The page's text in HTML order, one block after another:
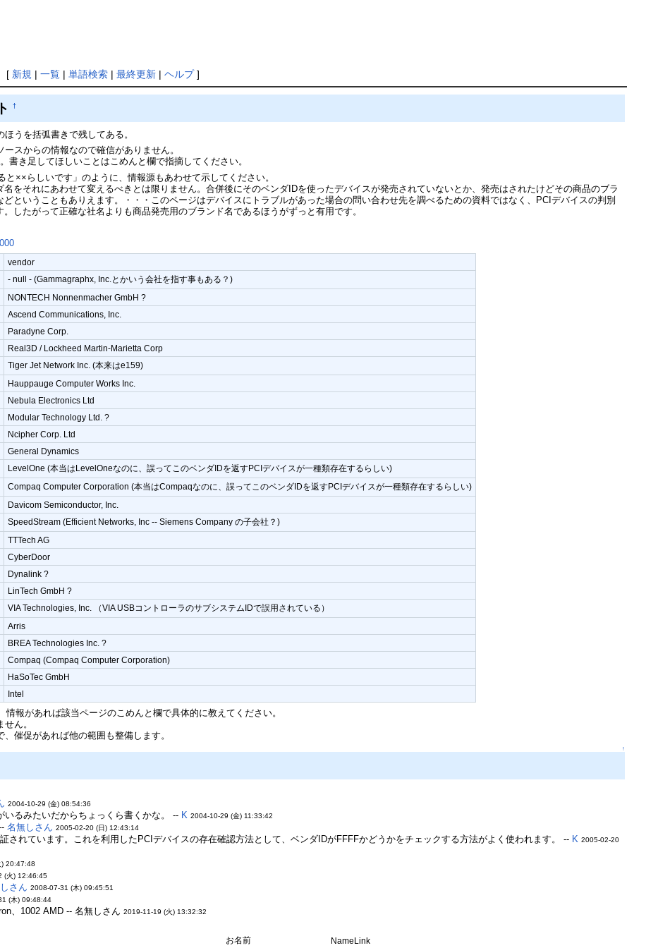
[ 新規 | 一覧| 単語検索| 最終更新| ヘルプ]
†
うを括弧書きで残してある。
スからの情報なので確信がありません。
。書き足してほしいことはこめんと欄で指摘してください。
××らしいです」のように、情報源もあわせて示してください。
をそれにあわせて変えるべきとは限りません。合併後にそのベンダIDを使ったデバイスが発売されていないとか、発売はされたけどその商品のブラ
どということもありえます。・・・このページはデバイスにトラブルがあった場合の問い合わせ先を調べるための資料ではなく、PCIデバイスの判別
したがって正確な社名よりも商品発売用のブランド名であるほうがずっと有用です。
vendor
- null - (Gammagraphx, Inc.とかいう会社を指す事もある？)
NONTECH Nonnenmacher GmbH ?
Ascend Communications, Inc.
Paradyne Corp.
Real3D / Lockheed Martin-Marietta Corp
Tiger Jet Network Inc. (本来はe159)
Hauppauge Computer Works Inc.
Nebula Electronics Ltd
Modular Technology Ltd. ?
Ncipher Corp. Ltd
General Dynamics
LevelOne (本当はLevelOneなのに、誤ってこのベンダIDを返すPCIデバイスが一種類存在するらしい)
Compaq Computer Corporation (本当はCompaqなのに、誤ってこのベンダIDを返すPCIデバイスが一種類存在するらしい)
Davicom Semiconductor, Inc.
SpeedStream (Efficient Networks, Inc -- Siemens Company の子会社？)
TTTech AG
CyberDoor
Dynalink ?
LinTech GmbH ?
VIA Technologies, Inc. （VIA USBコントローラのサブシステムIDで誤用されている）
Arris
BREA Technologies Inc. ?
Compaq (Compaq Computer Corporation)
HaSoTec GmbH
Intel
報があれば該当ページのこめんと欄で具体的に教えてください。
ん。
催促があれば他の範囲も整備します。
↑
2004-10-29 (金) 08:54:36
るみたいだからちょっくら書くかな。 -- K 2004-10-29 (金) 11:33:42
名無しさん 2005-02-20 (日) 12:43:14
されています。これを利用したPCIデバイスの存在確認方法として、ベンダIDがFFFFかどうかをチェックする方法がよく使われます。 -- K 2005-02-20
20:47:48
(火) 12:46:45
さん 2008-07-31 (木) 09:45:51
(木) 09:48:44
、1002 AMD -- 名無しさん2019-11-19 (火) 13:32:32
お名前 NameLink